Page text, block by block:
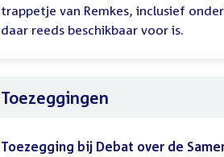
trappetje van Remkes, inclusief
daar reeds beschikbaar voor is.
Toezeggingen
Toezegging bij Debat over de